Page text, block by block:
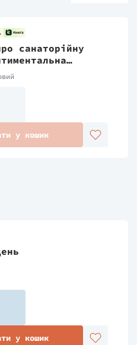
санаторійну
(Романтика)
у кошик
у кошик